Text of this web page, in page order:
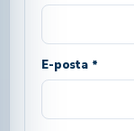
E-posta *